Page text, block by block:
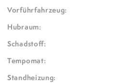
Vorführfahrzeug:
Hubraum:
Schadstoff:
Tempomat:
Standheizung: